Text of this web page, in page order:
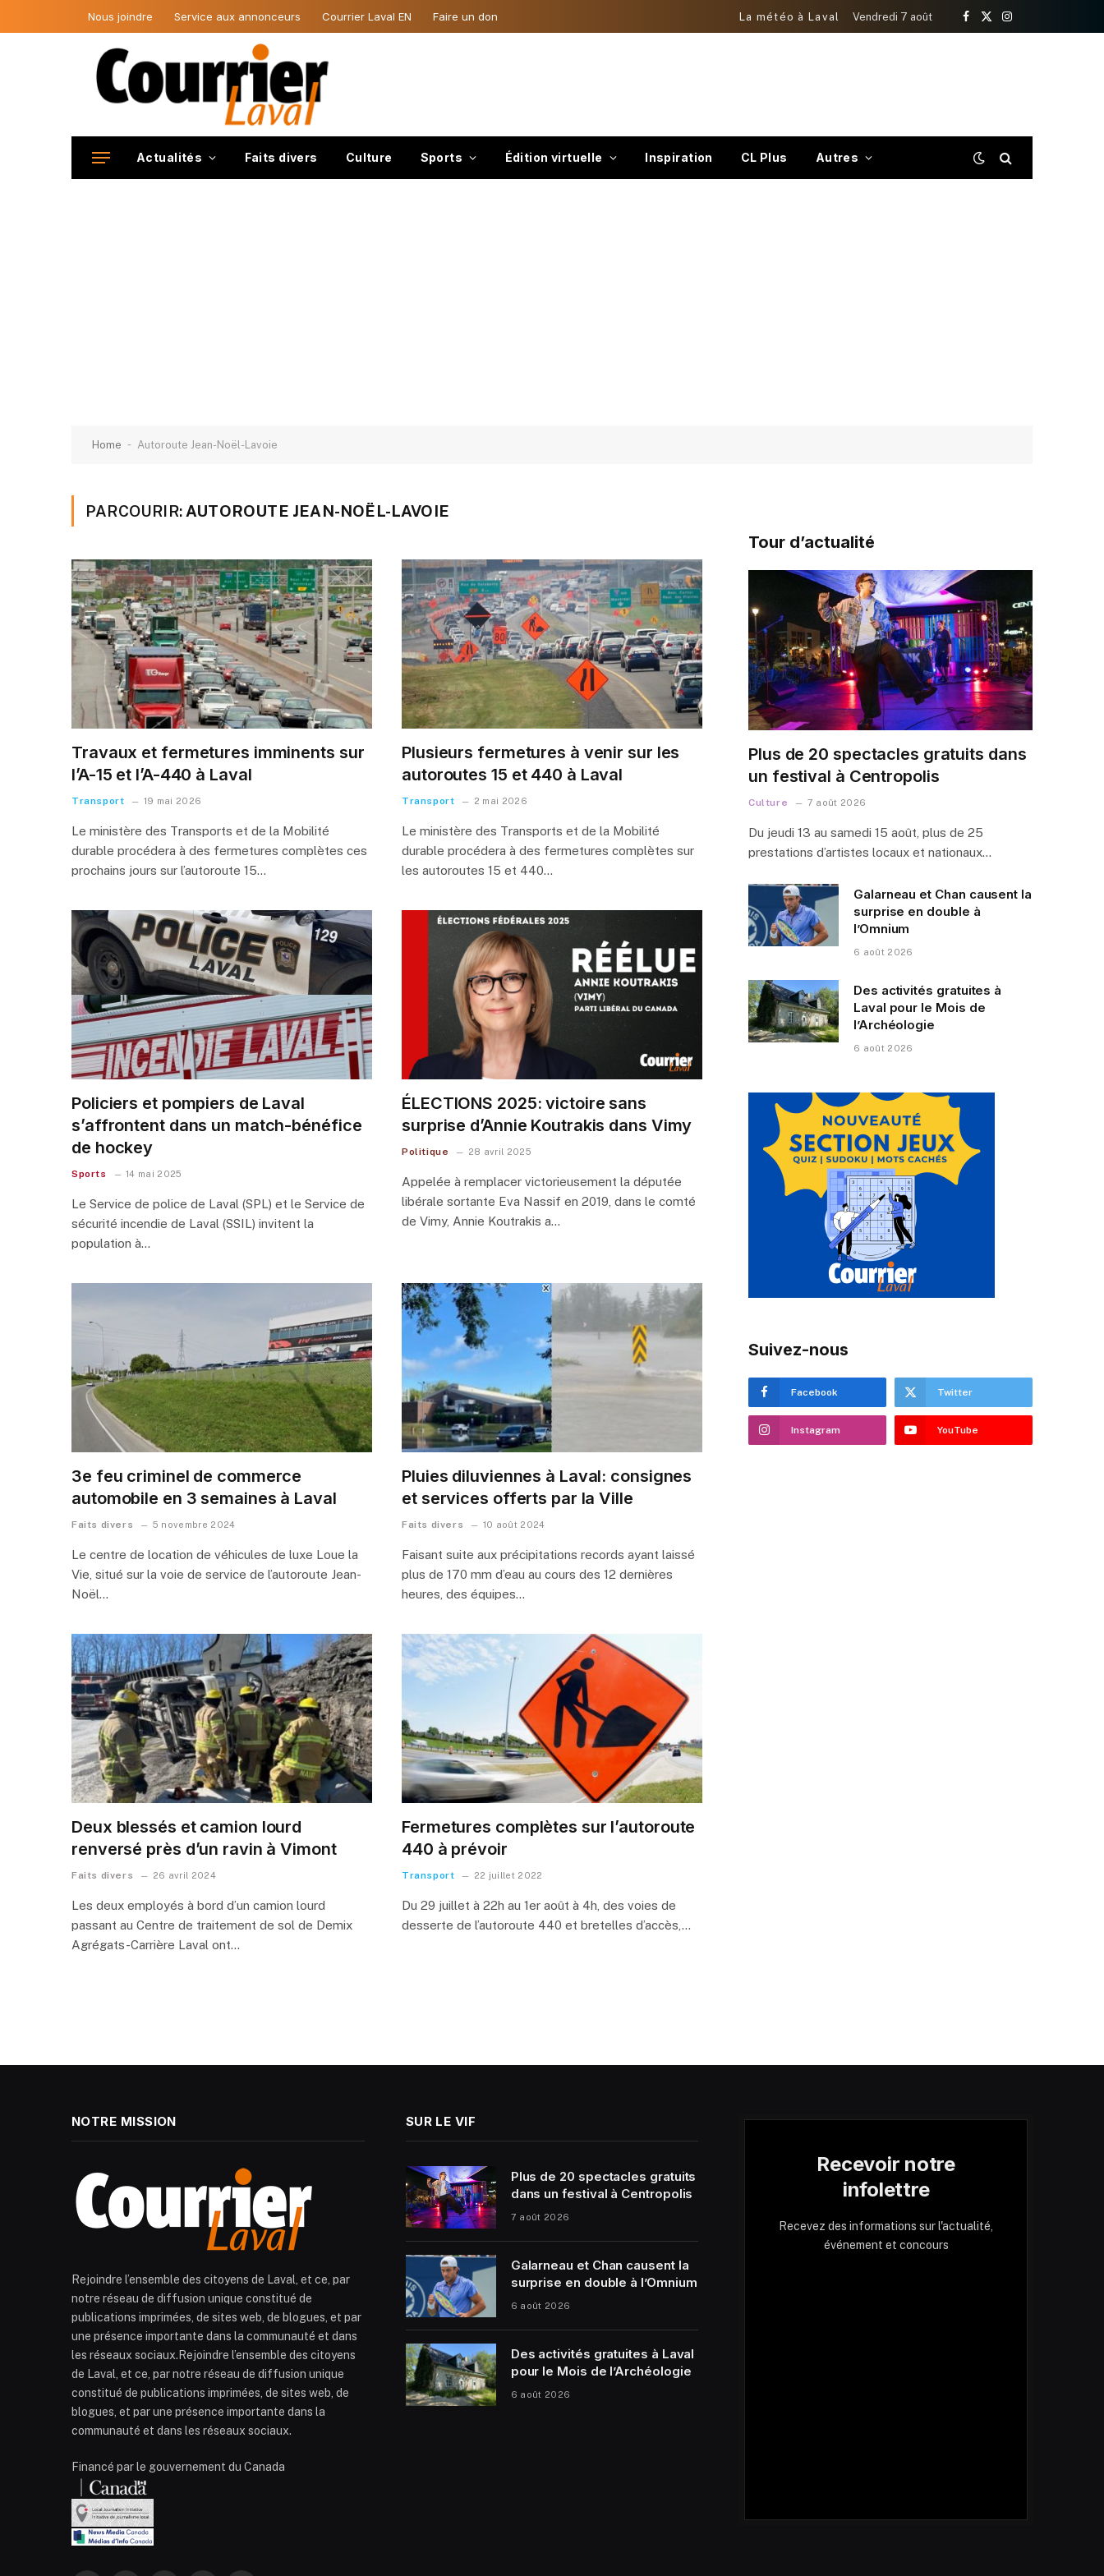
Nous joindre Service aux annonceurs Courrier Laval EN Faire un don La météo à Laval Vendredi 7 août
Facebook
X
Instagram
Actualités Faits divers Culture Sports Édition virtuelle Inspiration CL Plus Autres
Home - Autoroute Jean-Noël-Lavoie
PARCOURIR: AUTOROUTE JEAN-NOËL-LAVOIE
Travaux et fermetures imminents sur
l’A-15 et l’A-440 à Laval
Transport 19 mai 2026
Le ministère des Transports et de la Mobilité
durable procédera à des fermetures complètes ces
prochains jours sur l’autoroute 15…
Plusieurs fermetures à venir sur les
autoroutes 15 et 440 à Laval
Transport 2 mai 2026
Le ministère des Transports et de la Mobilité
durable procédera à des fermetures complètes sur
les autoroutes 15 et 440…
Policiers et pompiers de Laval
s’affrontent dans un match-bénéfice
de hockey
Sports 14 mai 2025
Le Service de police de Laval (SPL) et le Service de
sécurité incendie de Laval (SSIL) invitent la
population à…
ÉLECTIONS 2025: victoire sans
surprise d’Annie Koutrakis dans Vimy
Politique 28 avril 2025
Appelée à remplacer victorieusement la députée
libérale sortante Eva Nassif en 2019, dans le comté
de Vimy, Annie Koutrakis a…
3e feu criminel de commerce
automobile en 3 semaines à Laval
Faits divers 5 novembre 2024
Le centre de location de véhicules de luxe Loue la
Vie, situé sur la voie de service de l’autoroute Jean-
Noël…
Pluies diluviennes à Laval: consignes
et services offerts par la Ville
Faits divers 10 août 2024
Faisant suite aux précipitations records ayant laissé
plus de 170 mm d’eau au cours des 12 dernières
heures, des équipes…
Deux blessés et camion lourd
renversé près d’un ravin à Vimont
Faits divers 26 avril 2024
Les deux employés à bord d’un camion lourd
passant au Centre de traitement de sol de Demix
Agrégats-Carrière Laval ont…
Fermetures complètes sur l’autoroute
440 à prévoir
Transport 22 juillet 2022
Du 29 juillet à 22h au 1er août à 4h, des voies de
desserte de l’autoroute 440 et bretelles d’accès,…
Tour d’actualité
Plus de 20 spectacles gratuits dans
un festival à Centropolis
Culture 7 août 2026
Du jeudi 13 au samedi 15 août, plus de 25
prestations d’artistes locaux et nationaux…
Galarneau et Chan causent la
surprise en double à
l’Omnium
6 août 2026
Des activités gratuites à
Laval pour le Mois de
l’Archéologie
6 août 2026
Suivez-nous
Facebook Twitter
Instagram YouTube
NOTRE MISSION
Rejoindre l’ensemble des citoyens de Laval, et ce, par
notre réseau de diffusion unique constitué de
publications imprimées, de sites web, de blogues, et par
une présence importante dans la communauté et dans
les réseaux sociaux.Rejoindre l’ensemble des citoyens
de Laval, et ce, par notre réseau de diffusion unique
constitué de publications imprimées, de sites web, de
blogues, et par une présence importante dans la
communauté et dans les réseaux sociaux.
Financé par le gouvernement du Canada
SUR LE VIF
Plus de 20 spectacles gratuits
dans un festival à Centropolis
7 août 2026
Galarneau et Chan causent la
surprise en double à l’Omnium
6 août 2026
Des activités gratuites à Laval
pour le Mois de l’Archéologie
6 août 2026
Recevoir notre
infolettre
Recevez des informations sur l'actualité,
événement et concours